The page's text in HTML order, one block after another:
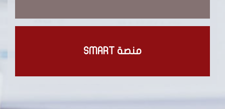
منصة SMART